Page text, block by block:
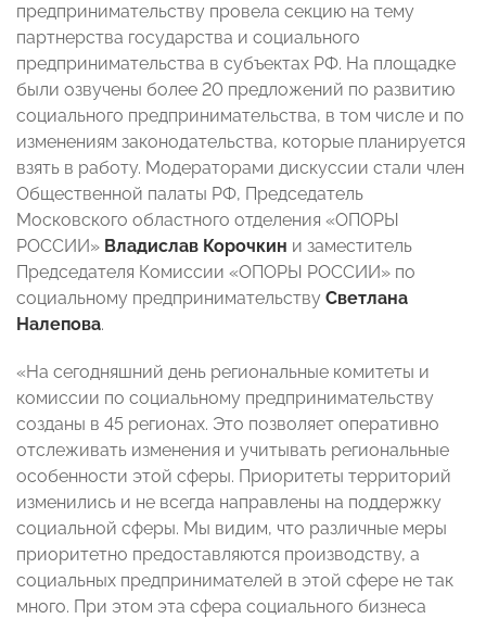
предпринимательству провела секцию на тему
партнерства государства и социального
предпринимательства в субъектах РФ. На площадке
были озвучены более 20 предложений по развитию
социального предпринимательства, в том числе и по
изменениям законодательства, которые планируется
взять в работу. Модераторами дискуссии стали член
Общественной палаты РФ, Председатель
Московского областного отделения «ОПОРЫ
РОССИИ» Владислав Корочкин и заместитель
Председателя Комиссии «ОПОРЫ РОССИИ» по
социальному предпринимательству Светлана
Налепова.
«На сегодняшний день региональные комитеты и
комиссии по социальному предпринимательству
созданы в 45 регионах. Это позволяет оперативно
отслеживать изменения и учитывать региональные
особенности этой сферы. Приоритеты территорий
изменились и не всегда направлены на поддержку
социальной сферы. Мы видим, что различные меры
приоритетно предоставляются производству, а
социальных предпринимателей в этой сфере не так
много. При этом эта сфера социального бизнеса